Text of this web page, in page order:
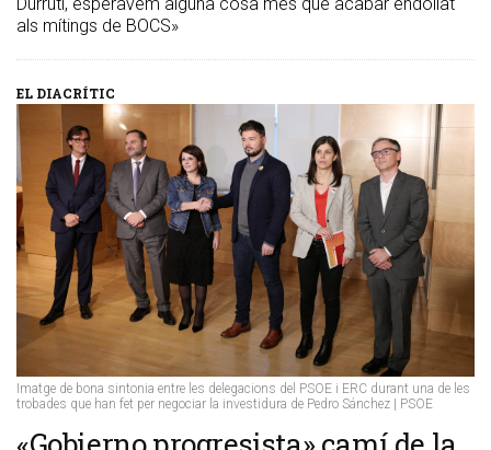
als mítings de BOCS»
EL DIACRÍTIC
Imatge de bona sintonia entre les delegacions del PSOE i ERC durant una de les
trobades que han fet per negociar la investidura de Pedro Sánchez | PSOE